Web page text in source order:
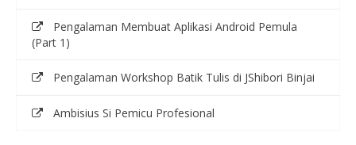
Pengalaman Membuat Aplikasi Android Pemula
(Part 1)
Pengalaman Workshop Batik Tulis di JShibori Binjai
Ambisius Si Pemicu Profesional